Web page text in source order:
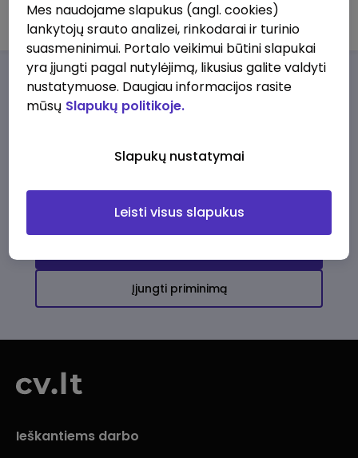
UAB "Vilokta"
Darbo pasiūlymaiApie musPrivalumai
darbo pasiūlymų
Įjungti priminimą
Ieškantiems darbo
Mes naudojame slapukus (angl. cookies)
lankytojų srauto analizei, rinkodarai ir turinio
suasmeninimui. Portalo veikimui būtini slapukai
yra įjungti pagal nutylėjimą, likusius galite valdyti
nustatymuose. Daugiau informacijos rasite
mūsų Slapukų politikoje.
Slapukų nustatymai
Leisti visus slapukus